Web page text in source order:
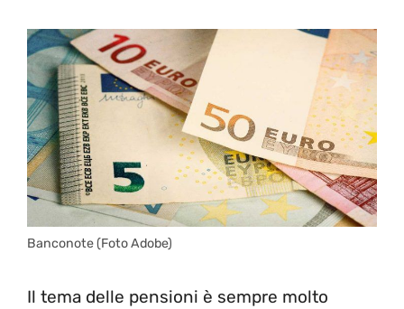
Banconote (Foto Adobe)
Il tema delle pensioni è sempre molto